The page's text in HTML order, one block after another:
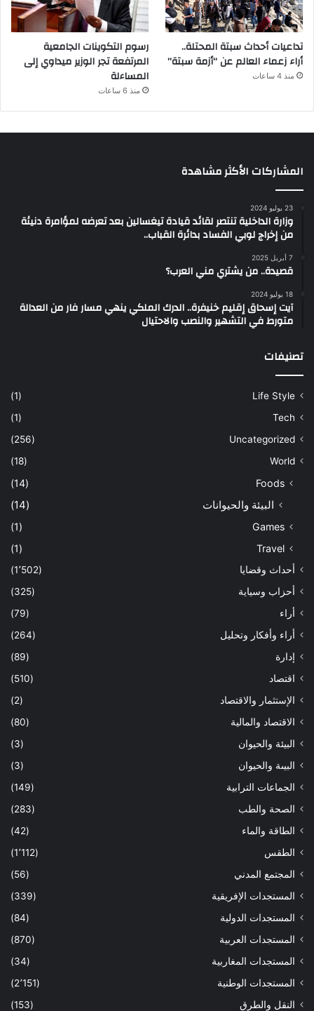
تداعيات أحداث سبتة المحتلة..
أراء زعماء العالم عن “أزمة سبتة”
منذ 4 ساعات
رسوم التكوينات الجامعية
المرتفعة تجر الوزير ميداوي إلى
المساءلة
منذ 6 ساعات
المشاركات الأكثر مشاهدة
23 يوليو 2024
وزارة الداخلية تنتصر لقائد قيادة تيغسالين بعد تعرضه لمؤامرة دنيئة
من إخراج لوبي الفساد بدائرة القباب..
7 أبريل 2025
قصيدة.. من يشتري مني العرب؟
18 يوليو 2024
آيت إسحاق إقليم خنيفرة.. الدرك الملكي ينهي مسار فار من العدالة
متورط في التشهير والنصب والاحتيال
تصنيفات
Life Style
(1)
Tech
(1)
Uncategorized
(256)
World
(18)
Foods
(14)
البيئة والحيوانات (14)
Games
(1)
Travel
(1)
أحداث وقضايا
(1٬502)
أحزاب وسياية
(325)
أراء
(79)
أراء وأفكار وتحليل
(264)
إدارة
(89)
اقتصاد
(510)
الإستثمار والاقتصاد
(2)
الاقتصاد والمالية
(80)
البيئة والحيوان
(3)
البيىة والحيوان
(3)
الجماعات الترابية
(149)
الصحة والطب
(283)
الطاقة والماء
(42)
الطقس
(1٬112)
المجتمع المدني
(56)
المستجدات الإفريقية
(339)
المستجدات الدولية
(84)
المستجدات العربية
(870)
المستجدات المغاربية
(34)
المستجدات الوطنية
(2٬151)
النقل والطرق
(153)